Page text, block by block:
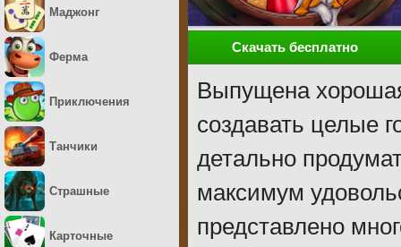
Скачать бесплатно
Выпущена
создавать целые
детально
максимум
представлено
Маджонг
Ферма
Приключения
Танчики
Страшные
Карточные